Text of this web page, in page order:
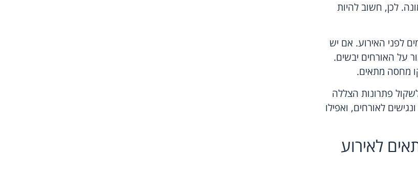
לכן, חשוב להיות
לפני האירוע. אם יש
על האורחים יבשים.
מחסה מתאים.
פתרונות הצללה
לאורחים, ואפילו
לאירוע